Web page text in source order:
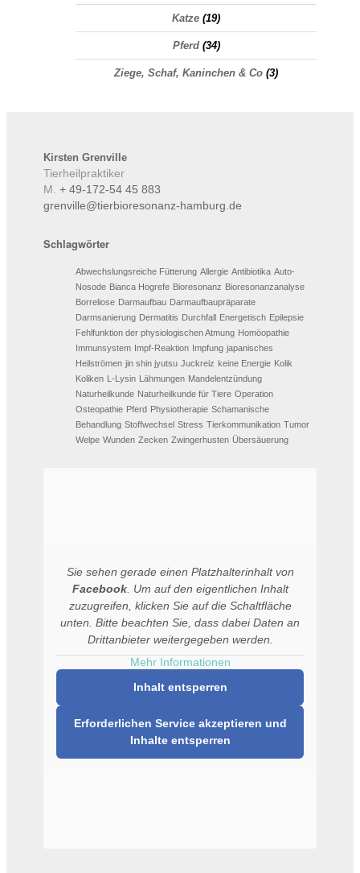
Katze (19)
Pferd(34)
Ziege, Schaf, Kaninchen & Co (3)
Kirsten Grenville
Tierheilpraktiker
M. + 49-172-54 45 883
grenville@tierbioresonanz-hamburg.de
Schlagwörter
Abwechslungsreiche Fütterung Allergie Antibiotika Auto-
Nosode Bianca Hogrefe Bioresonanz Bioresonanzanalyse
Borreliose Darmaufbau Darmaufbaupräparate
Darmsanierung Dermatitis Durchfall Energetisch Epilepsie
Fehlfunktion der physiologischen Atmung Homöopathie
Immunsystem Impf-Reaktion Impfung japanisches
Heilströmen jin shin jyutsu Juckreiz keine Energie Kolik
Koliken L-Lysin Lähmungen Mandelentzündung
Naturheilkunde Naturheilkunde für Tiere Operation
Osteopathie Pferd Physiotherapie Schamanische
Behandlung Stoffwechsel Stress Tierkommunikation Tumor
Welpe Wunden Zecken Zwingerhusten Übersäuerung
Sie sehen gerade einen Platzhalterinhalt von
Facebook. Um auf den eigentlichen Inhalt
zuzugreifen, klicken Sie auf die Schaltfläche
unten. Bitte beachten Sie, dass dabei Daten an
Drittanbieter weitergegeben werden.
Mehr Informationen
Inhalt entsperren
Erforderlichen Service akzeptieren und
Inhalte entsperren